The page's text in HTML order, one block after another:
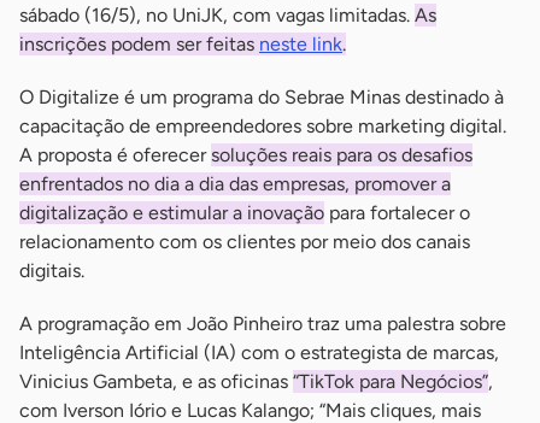
sábado (16/5), no UniJK, com vagas limitadas. As
inscrições podem ser feitas neste link.
O Digitalize é um programa do Sebrae Minas destinado à
capacitação de empreendedores sobre marketing digital.
A proposta é oferecer soluções reais para os desafios
enfrentados no dia a dia das empresas, promover a
digitalização e estimular a inovação para fortalecer o
relacionamento com os clientes por meio dos canais
digitais.
A programação em João Pinheiro traz uma palestra sobre
Inteligência Artificial (IA) com o estrategista de marcas,
Vinicius Gambeta, e as oficinas “TikTok para Negócios”,
com Iverson Iório e Lucas Kalango; “Mais cliques, mais